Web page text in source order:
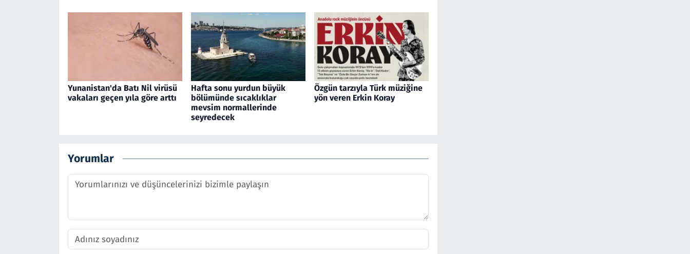
Yunanistan'da Batı Nil virüsü
vakaları geçen yıla göre arttı
Hafta sonu yurdun büyük
bölümünde sıcaklıklar
mevsim normallerinde
seyredecek
Özgün tarzıyla Türk müziğine
yön veren Erkin Koray
Yorumlar